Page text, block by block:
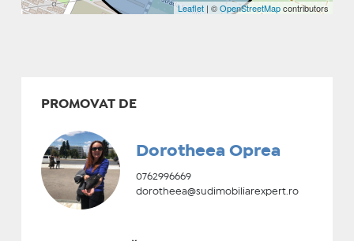
Leaflet | ©OpenStreetMapcontributors
PROMOVAT DE
Dorotheea Oprea
0762996669
dorotheea@sudimobiliarexpert.ro